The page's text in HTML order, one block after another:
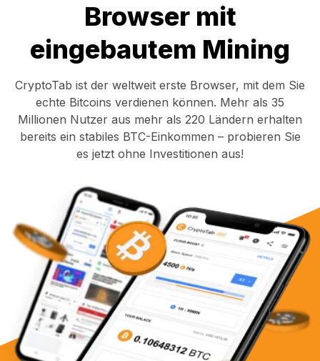
Browser mit
eingebautem Mining
CryptoTab ist der weltweit erste Browser, mit dem Sie
echte Bitcoins verdienen können. Mehr als 35
Millionen Nutzer aus mehr als 220 Ländern erhalten
bereits ein stabiles BTC-Einkommen – probieren Sie
es jetzt ohne Investitionen aus!